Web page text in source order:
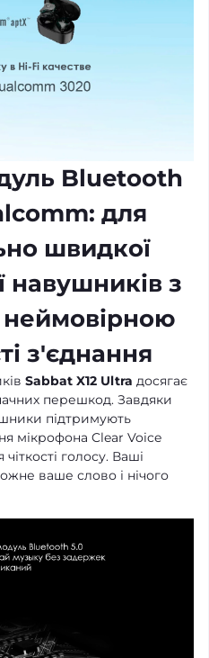
Bluetooth
для
швидкої
навушників з
з'єднання
Sabbat X12 Ultra досягає
перешкод. Завдяки
підтримують
мікрофона Clear Voice
голосу. Ваші
ваше слово і нічого